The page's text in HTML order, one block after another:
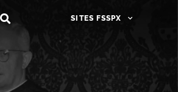
SITES FSSPX